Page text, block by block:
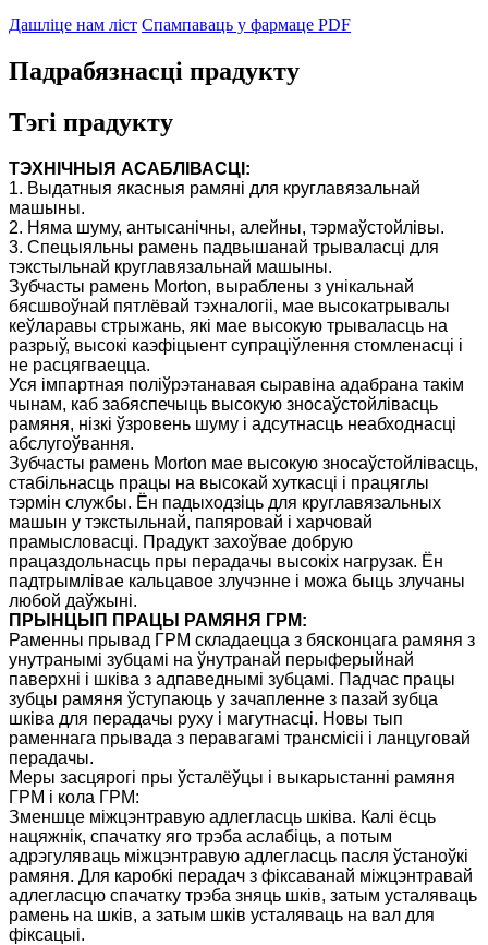
Дашліце нам ліст Спампаваць у фармаце PDF
Падрабязнасці прадукту
Тэгі прадукту
ТЭХНІЧНЫЯ АСАБЛІВАСЦІ:
1. Выдатныя якасныя рамяні для круглавязальнай
машыны.
2. Няма шуму, антысанічны, алейны, тэрмаўстойлівы.
3. Спецыяльны рамень падвышанай трываласці для
тэкстыльнай круглавязальнай машыны.
Зубчасты рамень Morton, выраблены з унікальнай
бясшвоўнай пятлёвай тэхналогіі, мае высокатрывалы
кеўларавы стрыжань, які мае высокую трываласць на
разрыў, высокі каэфіцыент супраціўлення стомленасці і
не расцягваецца.
Уся імпартная поліўрэтанавая сыравіна адабрана такім
чынам, каб забяспечыць высокую зносаўстойлівасць
рамяня, нізкі ўзровень шуму і адсутнасць неабходнасці
абслугоўвання.
Зубчасты рамень Morton мае высокую зносаўстойлівасць,
стабільнасць працы на высокай хуткасці і працяглы
тэрмін службы. Ён падыходзіць для круглавязальных
машын у тэкстыльнай, папяровай і харчовай
прамысловасці. Прадукт захоўвае добрую
працаздольнасць пры перадачы высокіх нагрузак. Ён
падтрымлівае кальцавое злучэнне і можа быць злучаны
любой даўжыні.
ПРЫНЦЫП ПРАЦЫ РАМЯНЯ ГРМ:
Раменны прывад ГРМ складаецца з бясконцага рамяня з
унутранымі зубцамі на ўнутранай перыферыйнай
паверхні і шківа з адпаведнымі зубцамі. Падчас працы
зубцы рамяня ўступаюць у зачапленне з пазай зубца
шківа для перадачы руху і магутнасці. Новы тып
раменнага прывада з перавагамі трансмісіі і ланцуговай
перадачы.
Меры засцярогі пры ўсталёўцы і выкарыстанні рамяня
ГРМ і кола ГРМ:
Зменшце міжцэнтравую адлегласць шківа. Калі ёсць
нацяжнік, спачатку яго трэба аслабіць, а потым
адрэгуляваць міжцэнтравую адлегласць пасля ўстаноўкі
рамяня. Для каробкі перадач з фіксаванай міжцэнтравай
адлегласцю спачатку трэба зняць шків, затым усталяваць
рамень на шків, а затым шків усталяваць на вал для
фіксацыі.